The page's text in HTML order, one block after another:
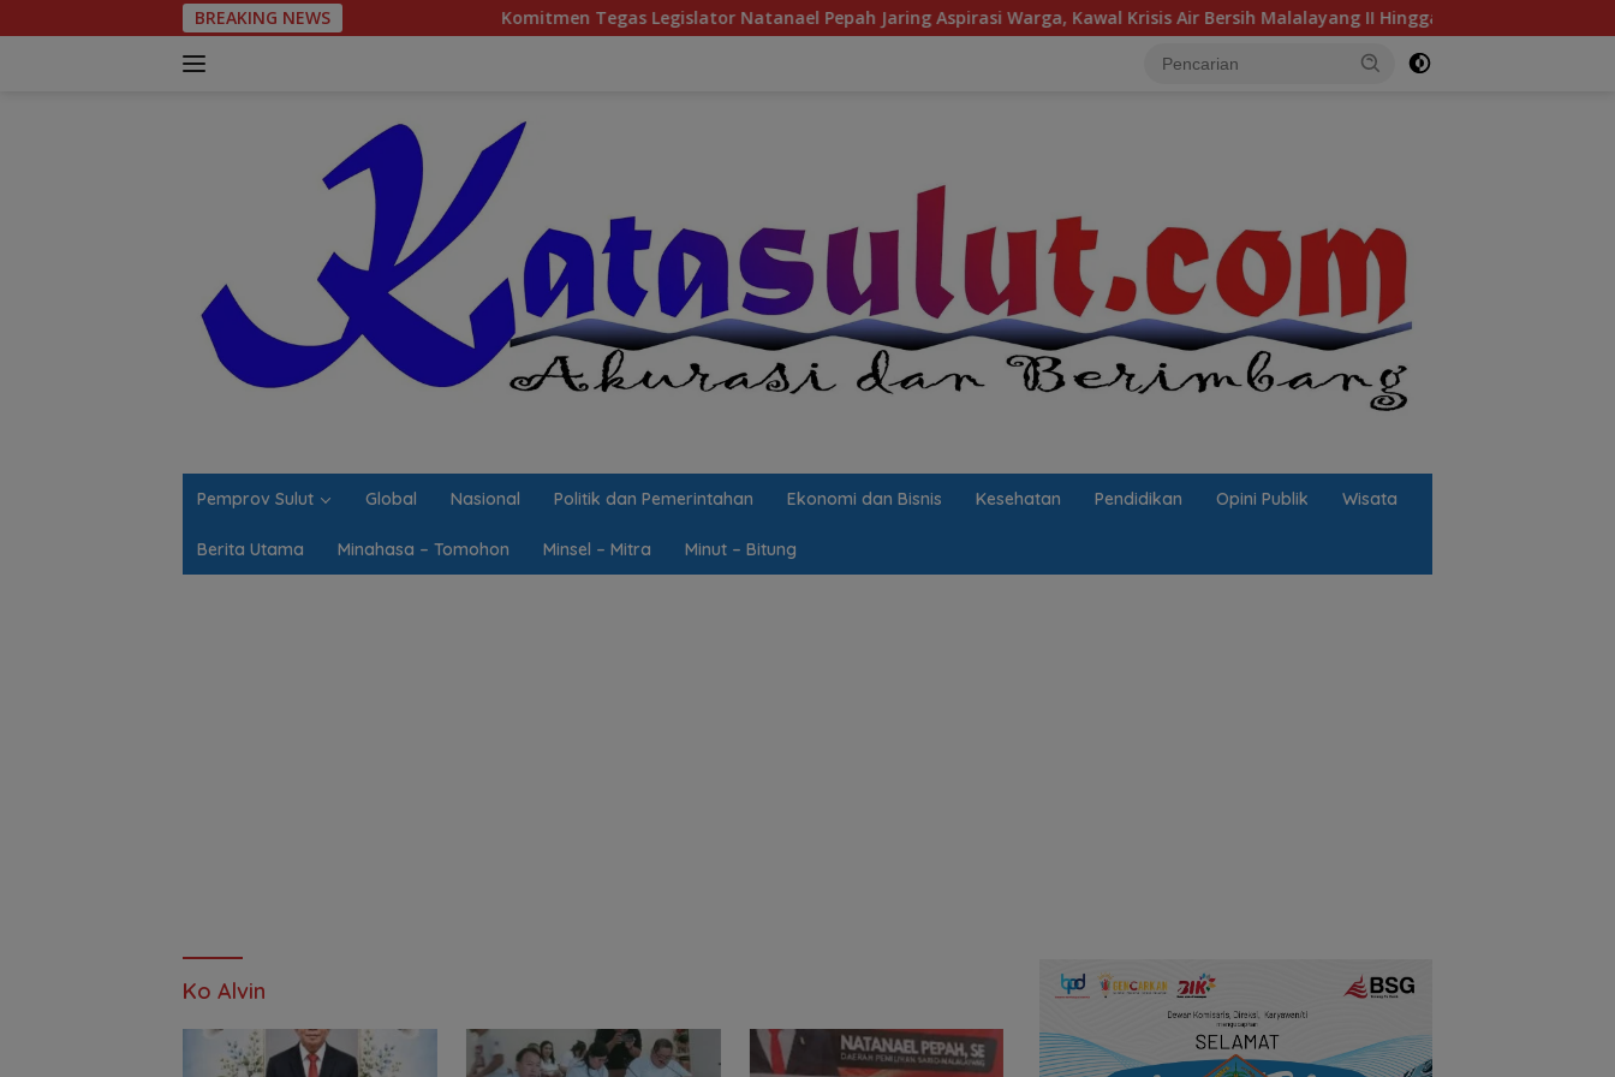
ke
BREAKING NEWS Komitmen Tegas Legislator Natanael Pepah Jaring Aspirasi Warga, Kawal Krisis Air Bersih Malalayang II Hingga Perbaikan Infrastruktur
Pemprov Sulut Global Nasional Politik dan Pemerintahan Ekonomi dan Bisnis Kesehatan Pendidikan Opini Publik Wisata
Berita Utama Minahasa – Tomohon Minsel – Mitra Minut – Bitung
Ko Alvin